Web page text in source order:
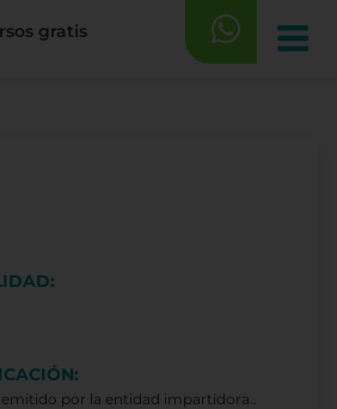
por la entidad impartidora..